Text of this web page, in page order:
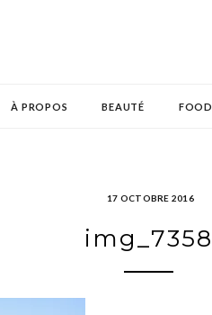
À PROPOS BEAUTÉ FOOD
17 OCTOBRE 2016
img_7358